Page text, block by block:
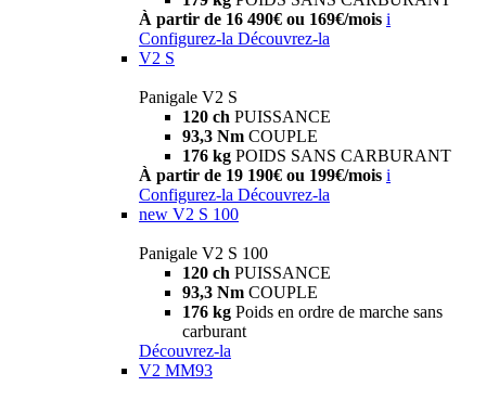
À partir de 16 490€ ou 169€/mois i
Configurez-la Découvrez-la
V2 S
Panigale V2 S
120 ch PUISSANCE
93,3 Nm COUPLE
176 kg POIDS SANS CARBURANT
À partir de 19 190€ ou 199€/mois i
Configurez-la Découvrez-la
new V2 S 100
Panigale V2 S 100
120 ch PUISSANCE
93,3 Nm COUPLE
176 kg Poids en ordre de marche sans
carburant
Découvrez-la
V2 MM93